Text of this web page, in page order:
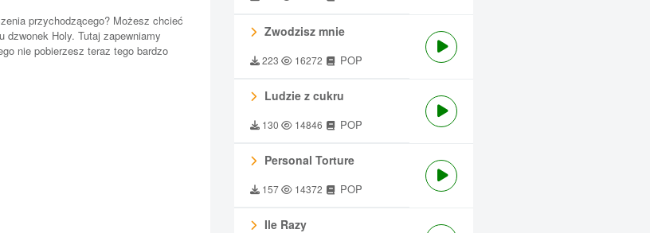
przychodzącego? Możesz chcieć
dzwonek Holy. Tutaj zapewniamy
nie pobierzesz teraz tego bardzo
Zwodzisz mnie
223 16272 POP
Ludzie z cukru
130 14846 POP
Personal Torture
157 14372 POP
Ile Razy